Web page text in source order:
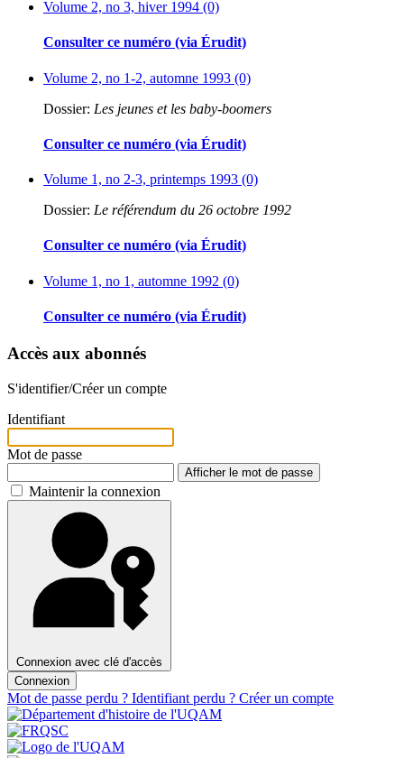
Volume 2, no 3, hiver 1994 (0)
Consulter ce numéro (via Érudit)
Volume 2, no 1-2, automne 1993 (0)
Dossier: Les jeunes et les baby-boomers
Consulter ce numéro (via Érudit)
Volume 1, no 2-3, printemps 1993 (0)
Dossier: Le référendum du 26 octobre 1992
Consulter ce numéro (via Érudit)
Volume 1, no 1, automne 1992 (0)
Consulter ce numéro (via Érudit)
Accès aux abonnés
S'identifier/Créer un compte
Identifiant
Mot de passe
Afficher le mot de passe
Maintenir la connexion
Connexion avec clé d'accès
Connexion
Mot de passe perdu ? Identifiant perdu ? Créer un compte